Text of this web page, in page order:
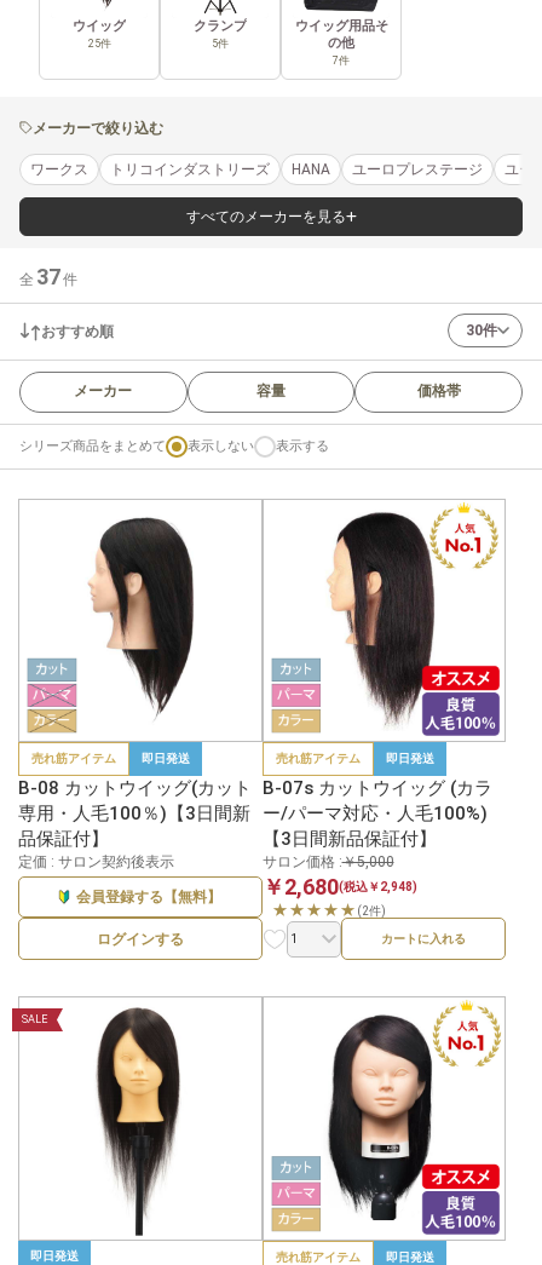
ウイッグ
25件
クランプ
5件
ウイッグ用品そ
の他
7件
メーカーで絞り込む
ワークス トリコインダストリーズ HANA ユーロプレステージ ユー
すべてのメーカーを見る
全 37件
おすすめ順
メーカー 容量 価格帯
30件
シリーズ商品をまとめて 表示しない 表示する
売れ筋アイテム 即日発送
B-08 カットウイッグ(カット
専用・人毛100％)【3日間新
品保証付】
定価 : サロン契約後表示
会員登録する【無料】
ログインする
売れ筋アイテム 即日発送
B-07s カットウイッグ (カラ
ー/パーマ対応・人毛100%)
【3日間新品保証付】
サロン価格 :￥5,000
￥2,680(税込￥2,948)
★★★★★ (2件)
カートに入れる
SALE
即日発送 売れ筋アイテム 即日発送